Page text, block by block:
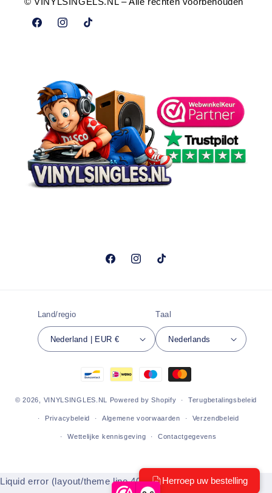
FacebookInstagramTikTok
FacebookInstagramTikTok
Land/regio
Nederland | EUR €
Taal
Nederlands
Betaalmethoden
© 2026, VINYLSINGLES.NL Powered by Shopify Terugbetalingsbeleid
Privacybeleid Algemene voorwaarden Verzendbeleid
Wettelijke kennisgeving Contactgegevens
Liquid error (layout/theme line 404): Could not find asset